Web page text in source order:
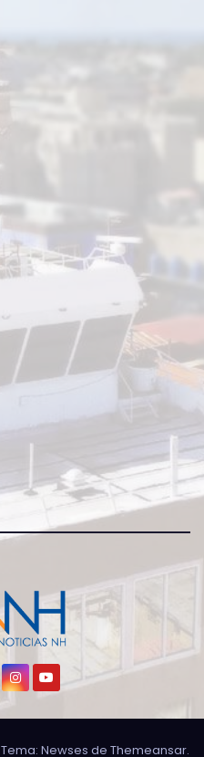
Tema: Newses de Themeansar.